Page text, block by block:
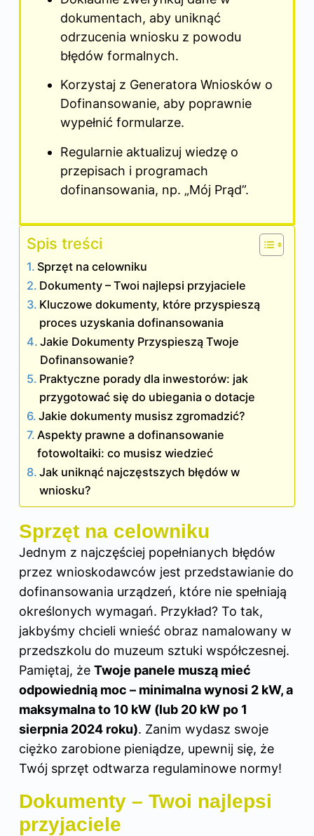
dokumentach, aby uniknąć
odrzucenia wniosku z powodu
błędów formalnych.
Korzystaj z Generatora Wniosków o
Dofinansowanie, aby poprawnie
wypełnić formularze.
Regularnie aktualizuj wiedzę o
przepisach i programach
dofinansowania, np. „Mój Prąd”.
Spis treści
Sprzęt na celowniku
Dokumenty – Twoi najlepsi przyjaciele
Kluczowe dokumenty, które przyspieszą
proces uzyskania dofinansowania
Jakie Dokumenty Przyspieszą Twoje
Dofinansowanie?
Praktyczne porady dla inwestorów: jak
przygotować się do ubiegania o dotacje
Jakie dokumenty musisz zgromadzić?
Aspekty prawne a dofinansowanie
fotowoltaiki: co musisz wiedzieć
Jak uniknąć najczęstszych błędów w
wniosku?
Sprzęt na celowniku
Jednym z najczęściej popełnianych błędów
przez wnioskodawców jest przedstawianie do
dofinansowania urządzeń, które nie spełniają
określonych wymagań. Przykład? To tak,
jakbyśmy chcieli wnieść obraz namalowany w
przedszkolu do muzeum sztuki współczesnej.
Pamiętaj, że Twoje panele muszą mieć
odpowiednią moc – minimalna wynosi 2 kW, a
maksymalna to 10 kW (lub 20 kW po 1
sierpnia 2024 roku). Zanim wydasz swoje
ciężko zarobione pieniądze, upewnij się, że
Twój sprzęt odtwarza regulaminowe normy!
Dokumenty – Twoi najlepsi
przyjaciele